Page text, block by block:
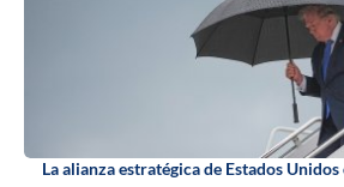
La alianza estratégica de Estados